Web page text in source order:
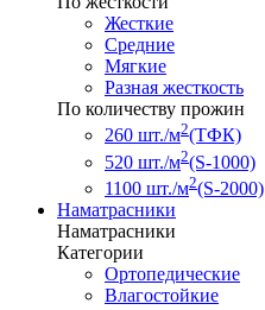
Жесткие
Средние
Мягкие
Разная жесткость
По количеству прожин
260 шт./м2(ТФК)
520 шт./м2(S-1000)
1100 шт./м2(S-2000)
Наматрасники
Наматрасники
Категории
Ортопедические
Влагостойкие